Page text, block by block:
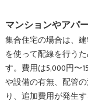
マンションやアパ
集合住宅の場合は、
を使って配線を行う
す。費用は5,000円〜
や設備の有無、配管
り、追加費用が発生